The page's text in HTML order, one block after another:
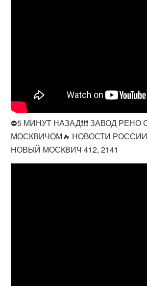
⛔️5 МИНУТ НАЗАД❗❗❗ ЗАВОД РЕНО
МОСКВИЧОМ🔥 НОВОСТИ
НОВЫЙ МОСКВИЧ 412, 2141